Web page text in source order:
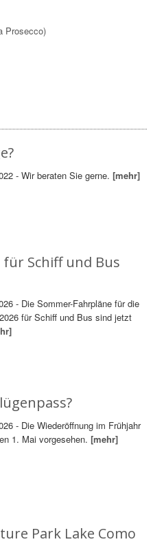
Prosecco)
- Wir beraten Sie gerne.[mehr]
Schiff und Bus
- Die Sommer-Fahrpläne für die
für Schiff und Bus sind jetzt
- Die Wiederöffnung im Frühjahr
1. Mai vorgesehen.[mehr]
Park Lake Como